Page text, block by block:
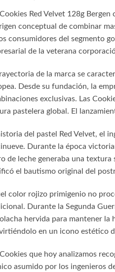
Cookies Red Velvet 128g
conceptual de combinar
consumidores del segmento
de la veterana
de la marca se
Desde su fundación, la
exclusivas. Las
pastelera global. El
del pastel Red Velvet, el
Durante la época
de leche generaba una
el bautismo original del
color rojizo primigenio no
Durante la Segunda
hervida para mantener la
en un icono estético
que hoy analizamos
asumido por los ingenieros